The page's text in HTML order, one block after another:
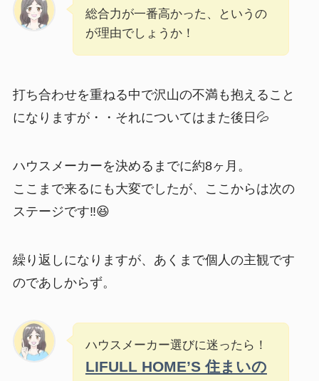
総合力が一番高かった、というの
が理由でしょうか！
打ち合わせを重ねる中で沢山の不満も抱えること
になりますが・・それについてはまた後日💦
ハウスメーカーを決めるまでに約8ヶ月。
ここまで来るにも大変でしたが、ここからは次の
ステージです‼️😆
繰り返しになりますが、あくまで個人の主観です
のであしからず。
ハウスメーカー選びに迷ったら！
LIFULL HOME’S 住まいの